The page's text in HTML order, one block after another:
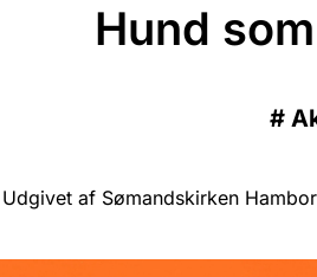
Hund
#
Udgivet af Sømandskirken